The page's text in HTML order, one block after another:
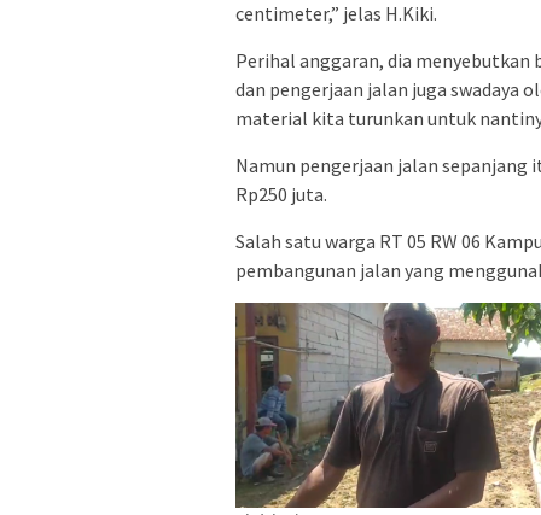
centimeter,” jelas H.Kiki.
Perihal anggaran, dia menyebutkan
dan pengerjaan jalan juga swadaya
material kita turunkan untuk
Namun pengerjaan jalan sepanjang
Rp250 juta.
Salah satu warga RT 05 RW 06
pembangunan jalan yang